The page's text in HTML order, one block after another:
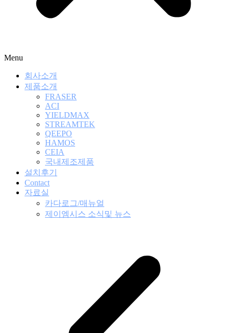
Menu
회사소개
제품소개
FRASER
ACI
YIELDMAX
STREAMTEK
QEEPO
HAMOS
CEIA
국내제조제품
설치후기
Contact
자료실
카다로그/매뉴얼
제이엠시스 소식및 뉴스